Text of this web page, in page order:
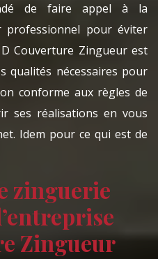
de faire appel à la
professionnel pour éviter
Couverture Zingueur est
qualités nécessaires pour
conforme aux règles de
ses réalisations en vous
Idem pour ce qui est de
zinguerie
Zingueur